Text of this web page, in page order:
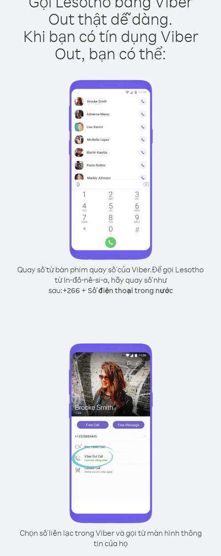
Out thật dễ dàng.
Khi bạn có tín dụng Viber
Out, bạn có thể:
Quay số từ bàn phím quay số của Viber.Để gọi Lesotho
từ In-đô-nê-si-a, hãy quay số như
sau:+266 + Số điện thoại trong nước
Chọn số liên lạc trong Viber và gọi từ màn hình thông
tin của họ